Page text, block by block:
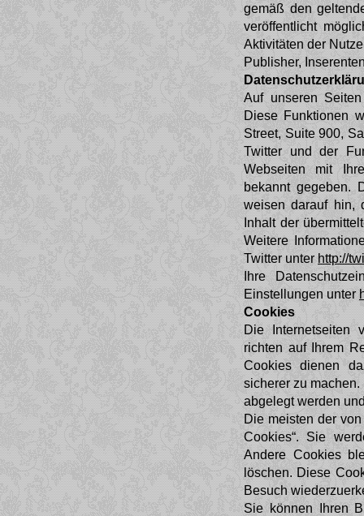
gemäß den
veröffentlicht
Aktivitäten der
Publisher,
Auf unseren
Diese Funktionen
Street, Suite 900,
Twitter und der
Webseiten mit
bekannt gegeben.
weisen darauf hin,
Inhalt der
Weitere
Twitter unter http://
Ihre
Einstellungen unter
Cookies
Die Internetseiten
richten auf Ihrem
Cookies dienen
sicherer zu
abgelegt werden
Die meisten der
Cookies“. Sie
Andere Cookies
löschen. Diese
Besuch
Sie können Ihren